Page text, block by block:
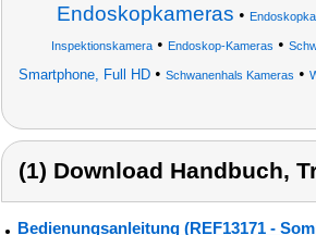
Endoskopkameras •
Inspektionskamera• Endoskop-Kameras •
Smartphone, Full HD • Schwanenhals Kameras •
(1) Download Handbuch,
Bedienungsanleitung (REF13171 -